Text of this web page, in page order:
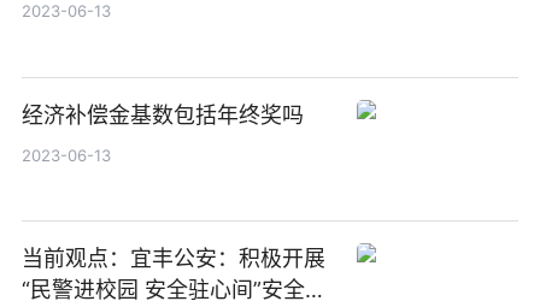
2023-06-13
经济补偿金基数包括年终奖吗
2023-06-13
当前观点：宜丰公安：积极开展
“民警进校园 安全驻心间”安全教